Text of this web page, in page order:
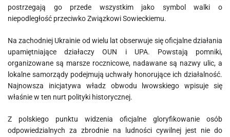
postrzegają go przede wszystkim jako symbol walki o
niepodległość przeciwko Związkowi Sowieckiemu.
Na zachodniej Ukrainie od wielu lat obserwuje się oficjalne działania
upamiętniające działaczy OUN i UPA. Powstają pomniki,
organizowane są marsze rocznicowe, nadawane są nazwy ulic, a
lokalne samorządy podejmują uchwały honorujące ich działalność.
Najnowsza inicjatywa władz obwodu lwowskiego wpisuje się
właśnie w ten nurt polityki historycznej.
Z polskiego punktu widzenia oficjalne gloryfikowanie osób
odpowiedzialnych za zbrodnie na ludności cywilnej jest nie do